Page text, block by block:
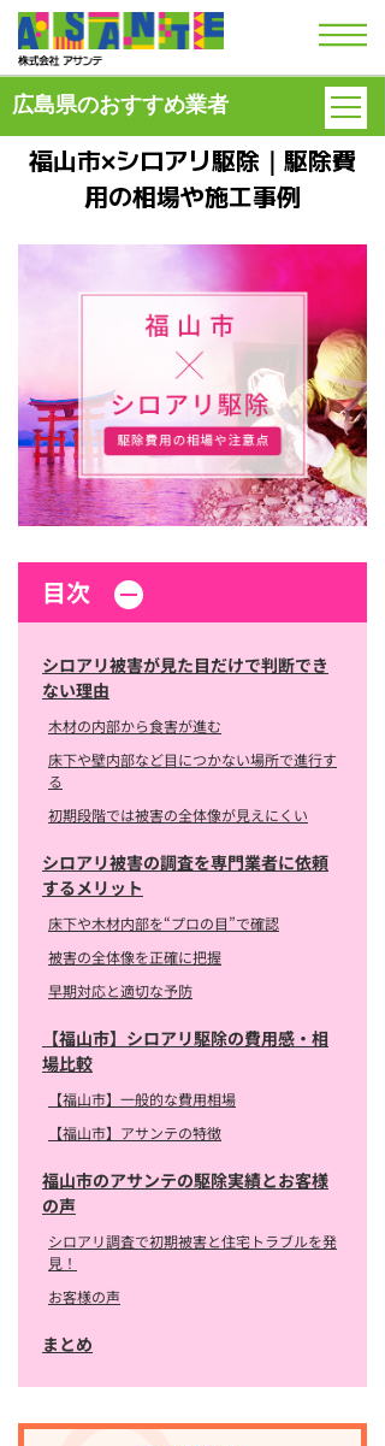
広島県のおすすめ業者
福山市×シロアリ駆除｜駆除費
用の相場や施工事例
目次
シロアリ被害が見た目だけで判断でき
ない理由
木材の内部から食害が進む
床下や壁内部など目につかない場所で進行す
る
初期段階では被害の全体像が見えにくい
シロアリ被害の調査を専門業者に依頼
するメリット
床下や木材内部を“プロの目”で確認
被害の全体像を正確に把握
早期対応と適切な予防
【福山市】シロアリ駆除の費用感・相
場比較
【福山市】一般的な費用相場
【福山市】アサンテの特徴
福山市のアサンテの駆除実績とお客様
の声
シロアリ調査で初期被害と住宅トラブルを発
見！
お客様の声
まとめ